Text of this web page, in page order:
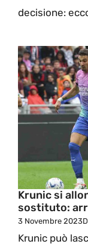
decisione:
Krunic si
sostituto:
3 Novembre 2023
Krunic può